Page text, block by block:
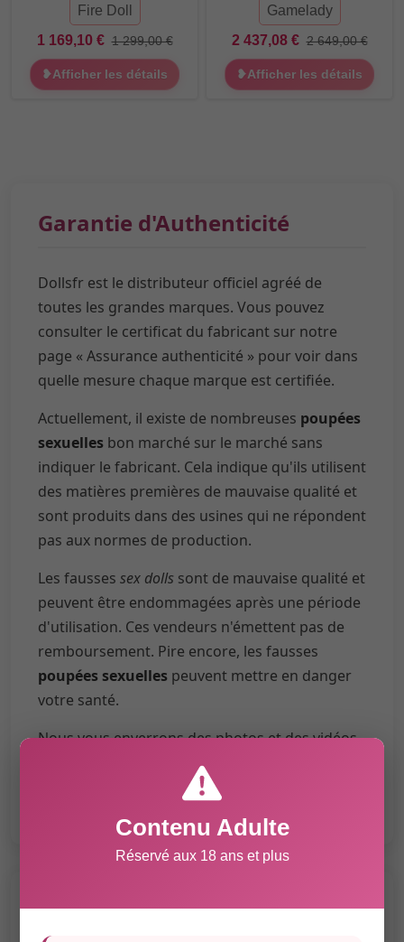
Fire Doll
1 169,10 € 1 299,00 €
❥Afficher les détails
Gamelady
2 437,08 € 2 649,00 €
❥Afficher les détails
Garantie d'Authenticité
Dollsfr est le distributeur officiel agréé de
toutes les grandes marques. Vous pouvez
consulter le certificat du fabricant sur notre
page « Assurance authenticité » pour voir dans
quelle mesure chaque marque est certifiée.
Actuellement, il existe de nombreuses poupées
sexuelles bon marché sur le marché sans
indiquer le fabricant. Cela indique qu'ils utilisent
des matières premières de mauvaise qualité et
sont produits dans des usines qui ne répondent
pas aux normes de production.
Les fausses sex dolls sont de mauvaise qualité et
peuvent être endommagées après une période
d'utilisation. Ces vendeurs n'émettent pas de
remboursement. Pire encore, les fausses
poupées sexuelles peuvent mettre en danger
votre santé.
Nous vous enverrons des photos et des vidéos
finies avant l'expédition, ce qui n'est
pas disponible sur les sites Web d'escroquerie.
Contrôle de Qualité
Contenu Adulte
Réservé aux 18 ans et plus